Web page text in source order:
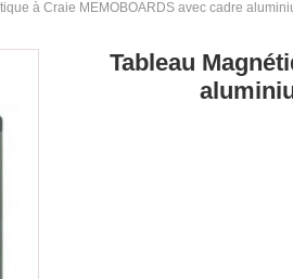
à Craie MEMOBOARDS avec cadre
Tableau